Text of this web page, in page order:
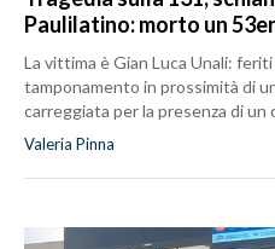
Paulilatino: morto un
La vittima è Gian Luca Unali:
tamponamento in prossimità di
carreggiata per la presenza di un
Valeria Pinna